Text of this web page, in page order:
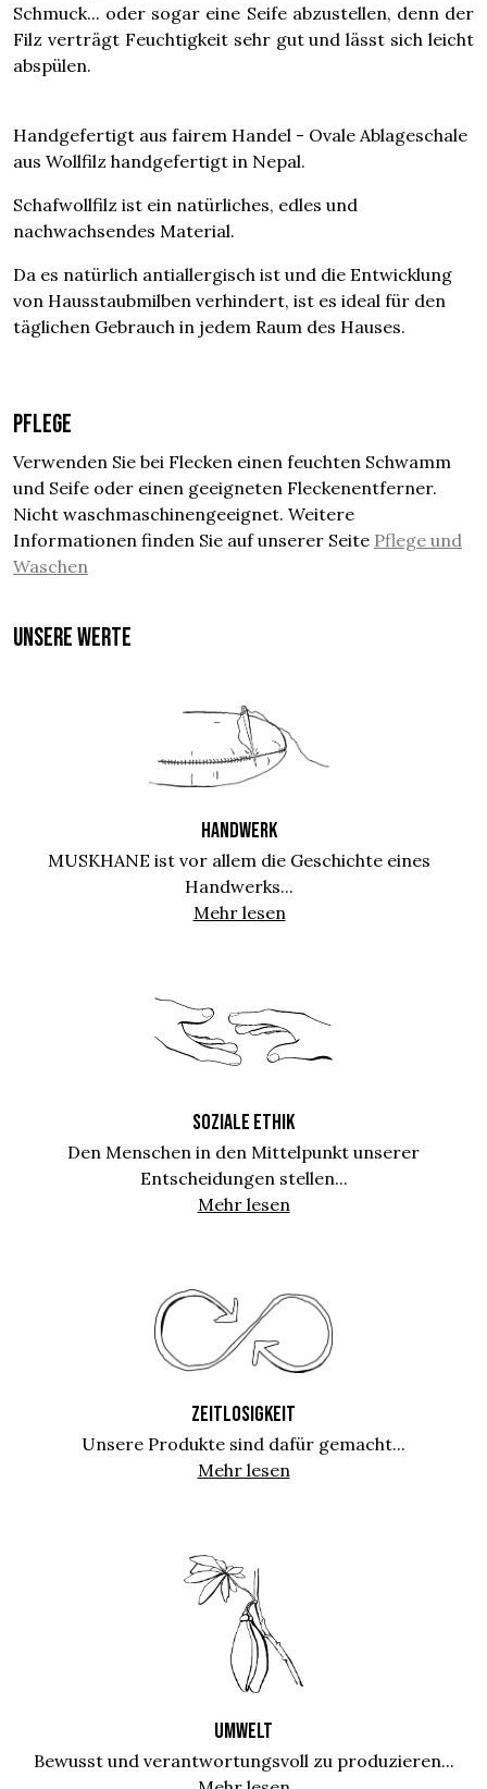
Schmuck... oder sogar eine Seife abzustellen, denn der
Filz verträgt Feuchtigkeit sehr gut und lässt sich leicht
abspülen.
Handgefertigt aus fairem Handel - Ovale Ablageschale
aus Wollfilz handgefertigt in Nepal.
Schafwollfilz ist ein natürliches, edles und
nachwachsendes Material.
Da es natürlich antiallergisch ist und die Entwicklung
von Hausstaubmilben verhindert, ist es ideal für den
täglichen Gebrauch in jedem Raum des Hauses.
Pflege
Verwenden Sie bei Flecken einen feuchten Schwamm
und Seife oder einen geeigneten Fleckenentferner.
Nicht waschmaschinengeeignet. Weitere
Informationen finden Sie auf unserer Seite Pflege und
Waschen
UNSERE WERTE
HANDWERK
MUSKHANE ist vor allem die Geschichte eines
Handwerks...
Mehr lesen
SOZIALE ETHIK
Den Menschen in den Mittelpunkt unserer
Entscheidungen stellen...
Mehr lesen
ZEITLOSIGKEIT
Unsere Produkte sind dafür gemacht...
Mehr lesen
UMWELT
Bewusst und verantwortungsvoll zu produzieren...